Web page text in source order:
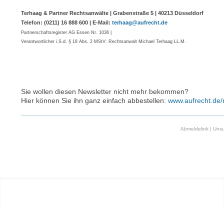
Terhaag & Partner Rechtsanwälte | Grabenstraße 5 | 40213 Düsseldorf
Telefon: (0211) 16 888 600 | E-Mail:terhaag@aufrecht.de
Partnerschaftsregister AG Essen Nr. 1036 |
Verantwortlicher i.S.d. § 18 Abs. 2 MStV: Rechtsanwalt Michael Terhaag LL.M.
Sie wollen diesen Newsletter nicht mehr bekommen?
Hier können Sie ihn ganz einfach abbestellen:
Abmeldelink |